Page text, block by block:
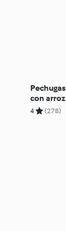
con arroz
4 (278)